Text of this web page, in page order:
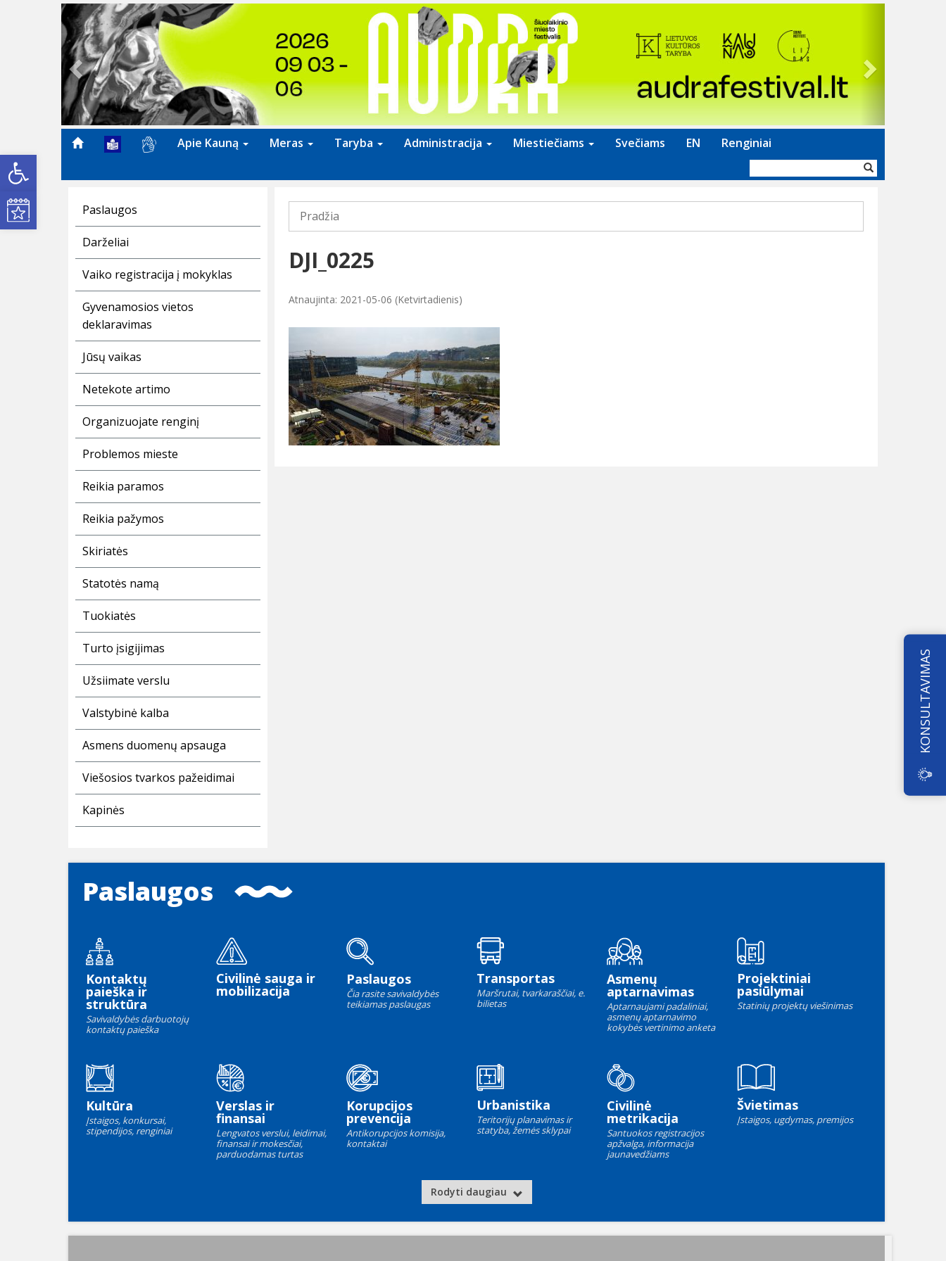
Open toolbar
Kultūros renginiai
Previous
Apie Kauną Meras Taryba Administracija Miestiečiams Svečiams EN Renginiai
forma
Paslaugos
Darželiai
Vaiko registracija į mokyklas
Gyvenamosios vietos
deklaravimas
Jūsų vaikas
Netekote artimo
Organizuojate renginį
Problemos mieste
Reikia paramos
Reikia pažymos
Skiriatės
Statotės namą
Tuokiatės
Turto įsigijimas
Užsiimate verslu
Valstybinė kalba
Asmens duomenų apsauga
Viešosios tvarkos pažeidimai
Kapinės
Pradžia
DJI_0225
Atnaujinta: 2021-05-06 (Ketvirtadienis)
Paslaugos
Kontaktų
paieška ir
struktūra
Savivaldybės darbuotojų
kontaktų paieška
Civilinė sauga ir
mobilizacija
Paslaugos
Čia rasite savivaldybės
teikiamas paslaugas
Transportas
Maršrutai, tvarkaraščiai, e.
bilietas
Asmenų
aptarnavimas
Aptarnaujami padaliniai,
asmenų aptarnavimo
kokybės vertinimo anketa
Projektiniai
pasiūlymai
Statinių projektų viešinimas
Kultūra
Įstaigos, konkursai,
stipendijos, renginiai
Verslas ir
finansai
Lengvatos verslui, leidimai,
finansai ir mokesčiai,
parduodamas turtas
Korupcijos
prevencija
Antikorupcijos komisija,
kontaktai
Urbanistika
Teritorijų planavimas ir
statyba, žemės sklypai
Civilinė
metrikacija
Santuokos registracijos
apžvalga, informacija
jaunavedžiams
Švietimas
Įstaigos, ugdymas, premijos
Rodyti daugiau
KONSULTAVIMAS